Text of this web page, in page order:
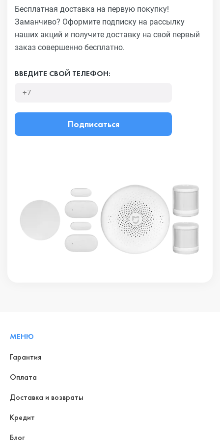
Бесплатная доставка на первую покупку!
Заманчиво? Оформите подписку на рассылку
наших акций и получите доставку на свой первый
заказ совершенно бесплатно.
ВВЕДИТЕ СВОЙ ТЕЛЕФОН:
Подписаться
МЕНЮ
Гарантия
Оплата
Доставка и возвраты
Кредит
Блог